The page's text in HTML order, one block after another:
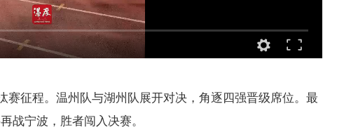
征程。温州队与湖州队展开对决，角逐四强晋级席位。最
战宁波，胜者闯入决赛。